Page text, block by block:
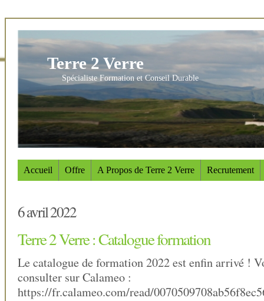
Terre 2 Verre
Spécialiste Formation et Conseil Durable
Accueil Offre A Propos de Terre 2 Verre Recrutement
6 avril 2022
Terre 2 Verre : Catalogue formation
Le catalogue de formation 2022 est enfin arrivé !
consulter sur Calameo :
https://fr.calameo.com/read/